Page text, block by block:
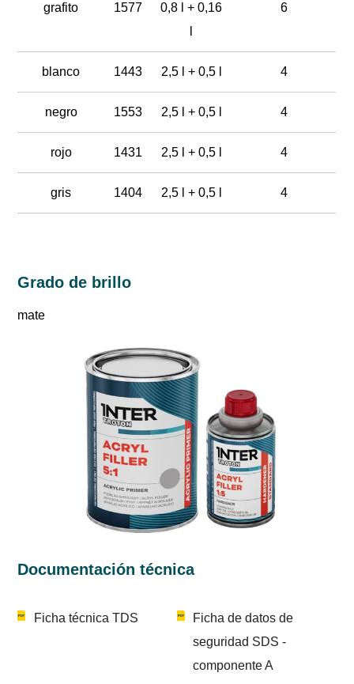
grafito 1577
0,8 l + 0,16
6
blanco 1443 2,5 l + 0,5 l 4
negro 1553 2,5 l + 0,5 l 4
rojo 1431 2,5 l + 0,5 l 4
gris 1404 2,5 l + 0,5 l 4
Grado de brillo
mate
Documentación técnica
Ficha técnica TDS
Ficha de datos de
seguridad SDS -
componente A